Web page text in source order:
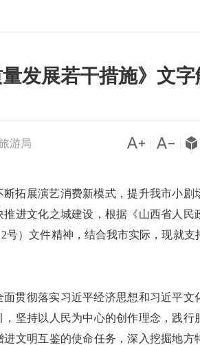
发展若干措施》文
游局   
拓展演艺消费新模式，提升我市小剧
进文化之城建设，根据《山西省人民
号）文件精神，结合我市实际，现就支
贯彻落实习近平经济思想和习近平文
坚持以人民为中心的创作理念，践行
文明互鉴的使命任务，深入挖掘地方